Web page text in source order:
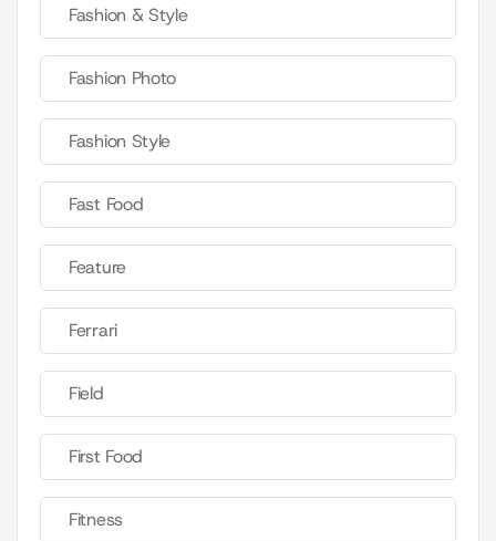
Fashion & Style
Fashion Photo
Fashion Style
Fast Food
Feature
Ferrari
Field
First Food
Fitness